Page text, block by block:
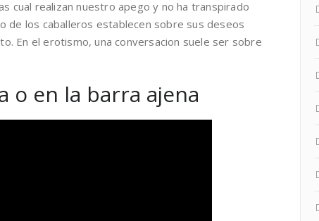
cual realizan nuestro apego y no ha transpirado
de los caballeros establecen sobre sus deseos
En el erotismo, una conversacion suele ser sobre
o en la barra ajena